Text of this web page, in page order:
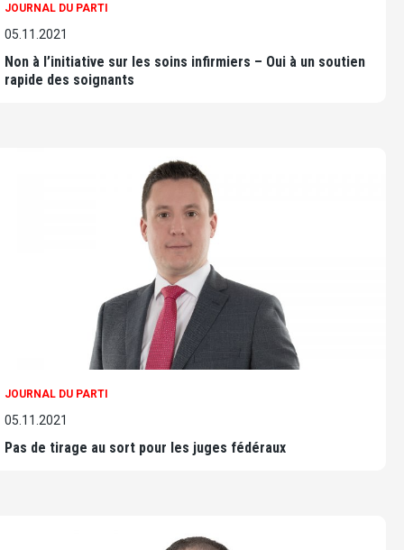
JOURNAL DU PARTI
05.11.2021
Non à l’initiative sur les soins infirmiers – Oui à un soutien
rapide des soignants
JOURNAL DU PARTI
05.11.2021
Pas de tirage au sort pour les juges fédéraux